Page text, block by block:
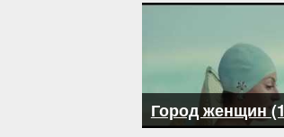
Город женщин